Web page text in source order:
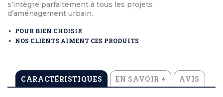
s’intègre parfaitement à tous les projets
d’aménagement urbain.
POUR BIEN CHOISIR
NOS CLIENTS AIMENT CES PRODUITS
CARACTÉRISTIQUES EN SAVOIR + AVIS